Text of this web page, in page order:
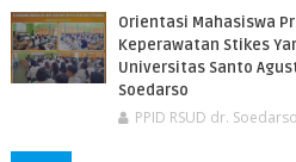
Orientasi Mahasiswa
Keperawatan Stikes
Universitas Santo
Soedarso
PPID RSUD dr. Soedarso